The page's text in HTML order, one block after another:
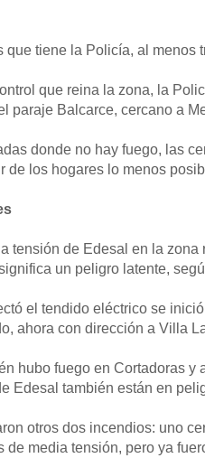
que tiene la Policía, al menos
que reina la zona, la
paraje Balcarce, cercano a
donde no hay fuego, las
de los hogares lo menos
tensión de Edesal en la
un peligro latente,
el tendido eléctrico se
ahora con dirección a Villa
hubo fuego en Cortadoras
Edesal también están en
otros dos incendios: uno
de media tensión, pero ya